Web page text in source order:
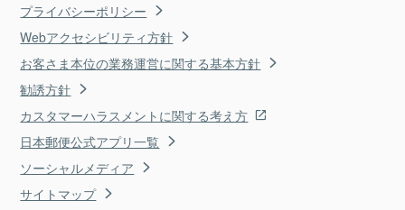
プライバシーポリシー
Webアクセシビリティ方針
お客さま本位の業務運営に関する基本方針
勧誘方針
カスタマーハラスメントに関する考え方
日本郵便公式アプリ一覧
ソーシャルメディア
サイトマップ